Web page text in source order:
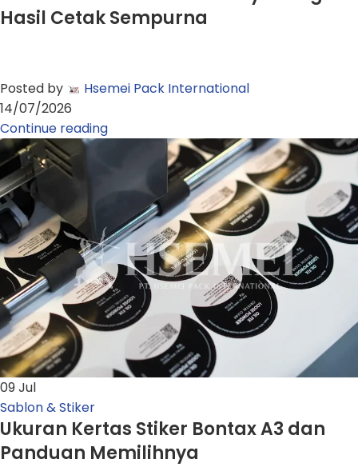
Hasil Cetak Sempurna
Posted by
Hsemei Pack International
14/07/2026
Continue reading
09Jul
Sablon & Stiker
Ukuran Kertas Stiker Bontax A3 dan
Panduan Memilihnya